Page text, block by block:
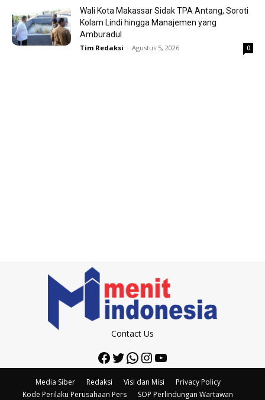
Wali Kota Makassar Sidak TPA Antang, Soroti
Kolam Lindi hingga Manajemen yang
Amburadul
Tim Redaksi - Agustus 5, 2026 0
Contact Us
Facebook
Twitter
WhatsApp
Instagram
YouTube
Media Siber Redaksi Visi dan Misi
Privacy Policy
Kode Perilaku Perusahaan Pers
SOP Perlindungan Wartawan